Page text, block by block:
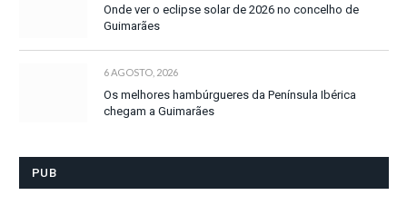
Onde ver o eclipse solar de 2026 no concelho de
Guimarães
6 AGOSTO, 2026
Os melhores hambúrgueres da Península Ibérica
chegam a Guimarães
PUB